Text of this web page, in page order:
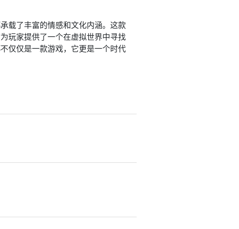
载了丰富的情感和文化内涵。这款
玩家提供了一个在虚拟世界中寻找
仅仅是一款游戏，它更是一个时代